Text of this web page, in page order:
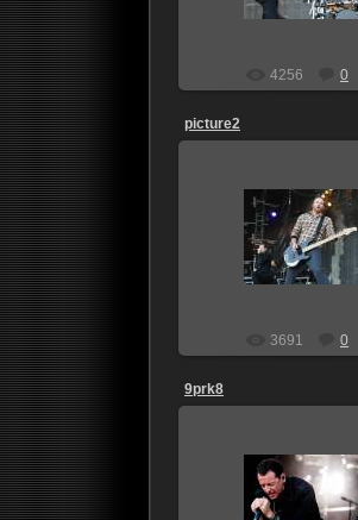
4256 0
picture2
24.06.2011
Karma_Killer
3691 0
9prk8
24.06.2011